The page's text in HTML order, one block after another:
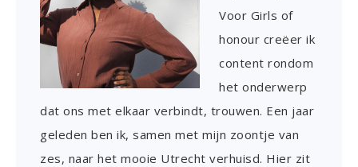
Voor Girls of
honour creëer ik
content rondom
het onderwerp
dat ons met elkaar verbindt, trouwen. Een jaar
geleden ben ik, samen met mijn zoontje van
zes, naar het mooie Utrecht verhuisd. Hier zit